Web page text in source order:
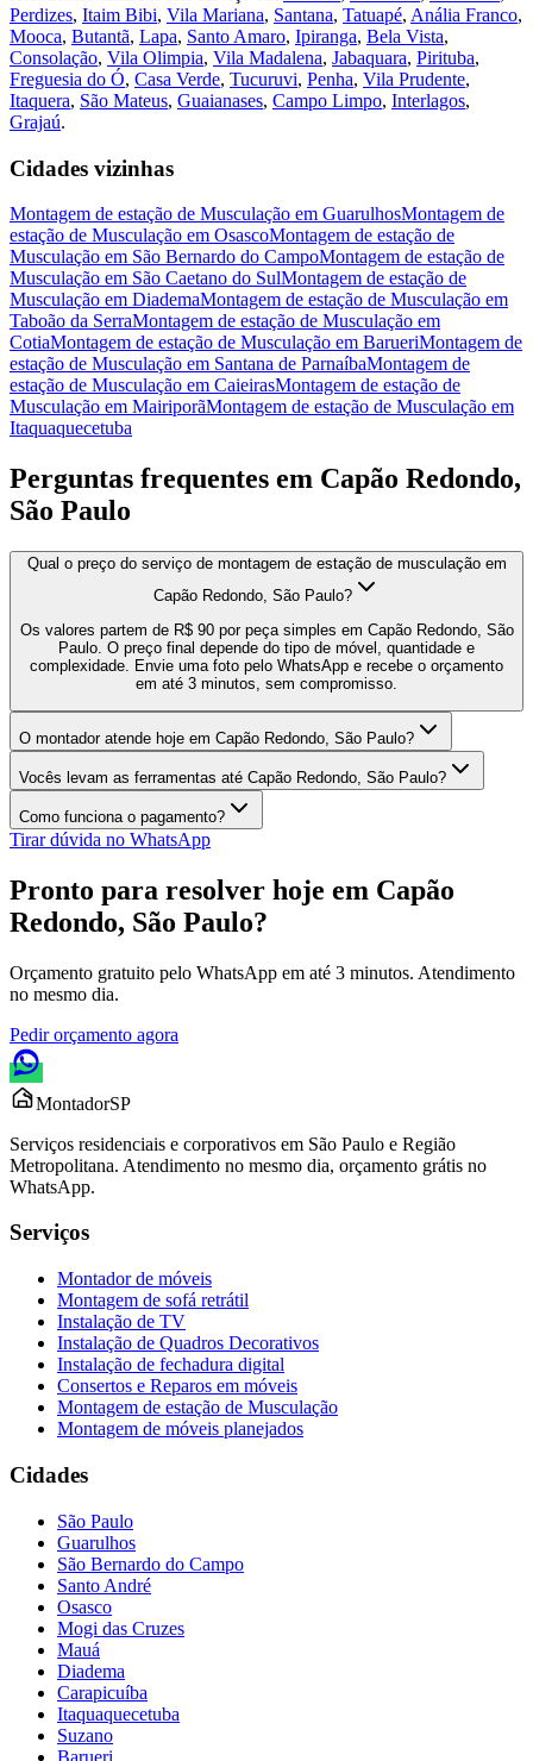
Perdizes, Itaim Bibi, Vila Mariana, Santana, Tatuapé, Anália Franco,
Mooca, Butantã, Lapa, Santo Amaro, Ipiranga, Bela Vista,
Consolação, Vila Olimpia, Vila Madalena, Jabaquara, Pirituba,
Freguesia do Ó, Casa Verde, Tucuruvi, Penha, Vila Prudente,
Itaquera, São Mateus, Guaianases, Campo Limpo, Interlagos,
Grajaú.
Cidades vizinhas
Montagem de estação de Musculação em GuarulhosMontagem de
estação de Musculação em OsascoMontagem de estação de
Musculação em São Bernardo do CampoMontagem de estação de
Musculação em São Caetano do SulMontagem de estação de
Musculação em DiademaMontagem de estação de Musculação em
Taboão da SerraMontagem de estação de Musculação em
CotiaMontagem de estação de Musculação em BarueriMontagem de
estação de Musculação em Santana de ParnaíbaMontagem de
estação de Musculação em CaieirasMontagem de estação de
Musculação em MairiporãMontagem de estação de Musculação em
Itaquaquecetuba
Perguntas frequentes em Capão Redondo,
São Paulo
Qual o preço do serviço de montagem de estação de musculação em
Capão Redondo, São Paulo?
Os valores partem de R$ 90 por peça simples em Capão Redondo, São
Paulo. O preço final depende do tipo de móvel, quantidade e
complexidade. Envie uma foto pelo WhatsApp e recebe o orçamento
em até 3 minutos, sem compromisso.
O montador atende hoje em Capão Redondo, São Paulo?
Vocês levam as ferramentas até Capão Redondo, São Paulo?
Como funciona o pagamento?
Tirar dúvida no WhatsApp
Pronto para resolver hoje em Capão
Redondo, São Paulo?
Orçamento gratuito pelo WhatsApp em até 3 minutos. Atendimento
no mesmo dia.
Pedir orçamento agora
MontadorSP
Serviços residenciais e corporativos em São Paulo e Região
Metropolitana. Atendimento no mesmo dia, orçamento grátis no
WhatsApp.
Serviços
Montador de móveis
Montagem de sofá retrátil
Instalação de TV
Instalação de Quadros Decorativos
Instalação de fechadura digital
Consertos e Reparos em móveis
Montagem de estação de Musculação
Montagem de móveis planejados
Cidades
São Paulo
Guarulhos
São Bernardo do Campo
Santo André
Osasco
Mogi das Cruzes
Mauá
Diadema
Carapicuíba
Itaquaquecetuba
Suzano
Barueri